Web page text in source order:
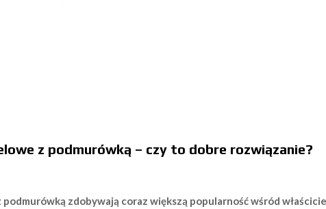
z podmurówką – czy to dobre rozwiązanie?
zdobywają coraz większą popularność wśród